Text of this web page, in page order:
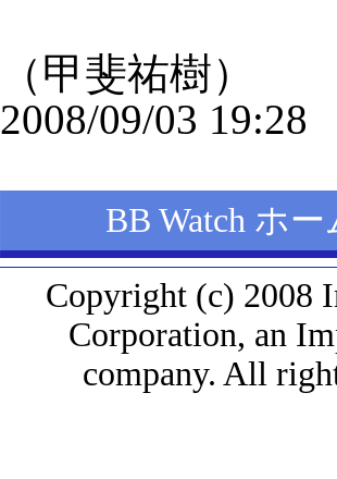
（甲斐祐樹）
2008/09/03 19:28
BB Watch ホ
Copyright (c) 2008
Corporation, an
company. All